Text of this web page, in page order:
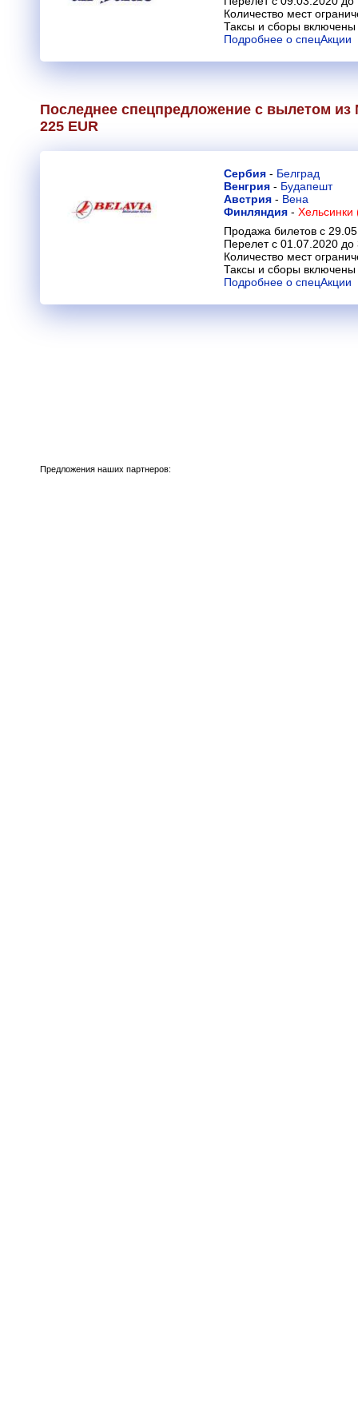
Количество мест
Таксы и сборы включены
Подробнее о спецАкции
Последнее спецпредложение с вылетом
225 EUR
Сербия - Белград
Венгрия - Будапешт
Австрия - Вена
Финляндия - Хельсинки
Продажа билетов с
Перелет с 01.07.2020 до
Количество мест
Таксы и сборы включены
Подробнее о спецАкции
Предложения наших партнеров: